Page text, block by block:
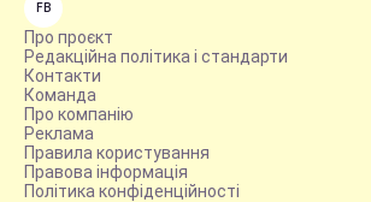
FB
Про проєкт
Редакційна політика і стандарти
Контакти
Команда
Про компанію
Реклама
Правила користування
Правова інформація
Політика конфіденційності